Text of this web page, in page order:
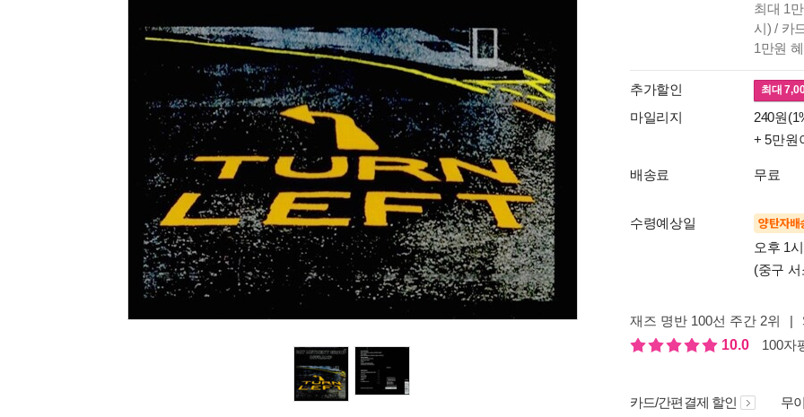
최대 1
시) / 카
1만원
추가할인 최대
마일리지
240원
+ 5만원
배송료 무료
수령예상일 양탄자배
오후 1
(중구
재즈 명반 100선 주간 2위 |
10.0
100자
카드/간편결제 할인 무